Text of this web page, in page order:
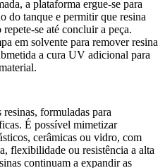
a plataforma ergue-se para
do tanque e permitir que resina
se até concluir a peça.
em solvente para remover resina
a cura UV adicional para
formuladas para
É possível mimetizar
cerâmicas ou vidro, com
flexibilidade ou resistência a alta
continuam a expandir as